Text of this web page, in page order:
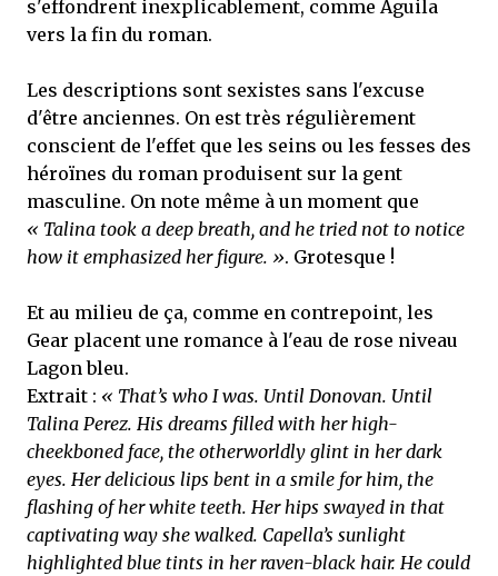
s'effondrent inexplicablement, comme Aguila
vers la fin du roman.
Les descriptions sont sexistes sans l'excuse
d'être anciennes. On est très régulièrement
conscient de l'effet que les seins ou les fesses des
héroïnes du roman produisent sur la gent
masculine. On note même à un moment que
« Talina took a deep breath, and he tried not to notice
how it emphasized her figure. ». Grotesque !
Et au milieu de ça, comme en contrepoint, les
Gear placent une romance à l'eau de rose niveau
Lagon bleu.
Extrait : « That’s who I was. Until Donovan. Until
Talina Perez. His dreams filled with her high-
cheekboned face, the otherworldly glint in her dark
eyes. Her delicious lips bent in a smile for him, the
flashing of her white teeth. Her hips swayed in that
captivating way she walked. Capella’s sunlight
highlighted blue tints in her raven-black hair. He could